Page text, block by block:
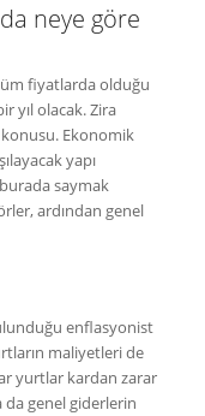
neye göre
fiyatlarda olduğu
yıl olacak. Zira
konusu. Ekonomik
yapı
saymak
ardından genel
enflasyonist
maliyetleri de
yurtlar kardan zarar
genel giderlerin